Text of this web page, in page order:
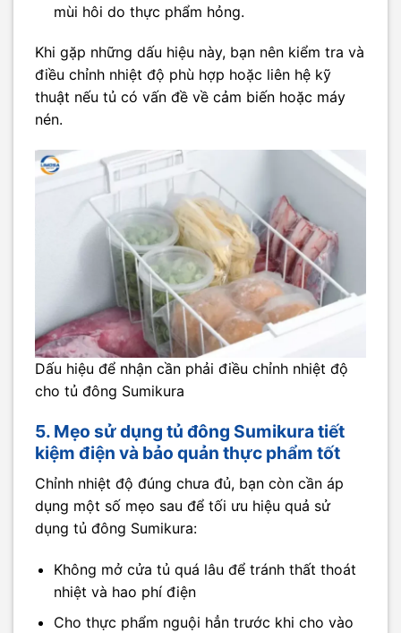
mùi hôi do thực phẩm hỏng.
Khi gặp những dấu hiệu này, bạn nên kiểm tra và
điều chỉnh nhiệt độ phù hợp hoặc liên hệ kỹ
thuật nếu tủ có vấn đề về cảm biến hoặc máy
nén.
Dấu hiệu để nhận cần phải điều chỉnh nhiệt độ
cho tủ đông Sumikura
5. Mẹo sử dụng tủ đông Sumikura tiết
kiệm điện và bảo quản thực phẩm tốt
Chỉnh nhiệt độ đúng chưa đủ, bạn còn cần áp
dụng một số mẹo sau để tối ưu hiệu quả sử
dụng tủ đông Sumikura:
Không mở cửa tủ quá lâu để tránh thất thoát
nhiệt và hao phí điện
Cho thực phẩm nguội hẳn trước khi cho vào